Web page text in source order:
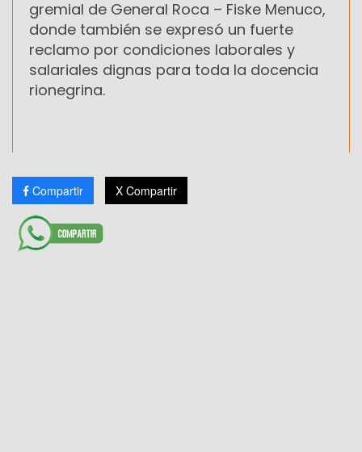
gremial de General Roca – Fiske Menuco,
donde también se expresó un fuerte
reclamo por condiciones laborales y
salariales dignas para toda la docencia
rionegrina.
Compartir X Compartir